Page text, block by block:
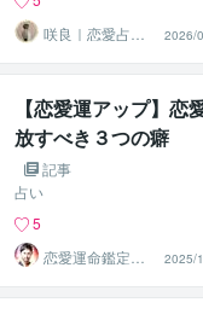
咲良｜恋愛占い
心導師
2026/
【恋愛運アップ】
放すべき３つの癖
記事
占い
5
恋愛運命鑑定士
光輝｜洞察タロ
ット✨️
2025/